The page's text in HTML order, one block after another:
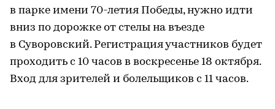
в парке имени 70-летия Победы, нужно идти
вниз по дорожке от стелы на въезде
в Суворовский. Регистрация участников будет
проходить с 10 часов в воскресенье 18 октября.
Вход для зрителей и болельщиков с 11 часов.